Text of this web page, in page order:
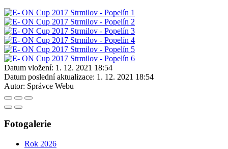
Datum vložení: 1. 12. 2021 18:54
Datum poslední aktualizace: 1. 12. 2021 18:54
Autor: Správce Webu
Fotogalerie
Rok 2026